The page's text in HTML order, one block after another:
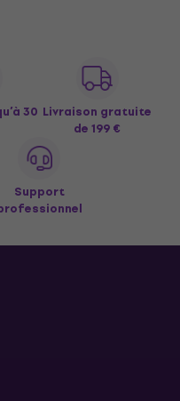
30 Livraison gratuite
de 199 €
Support